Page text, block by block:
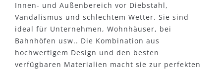
Innen- und Außenbereich vor Diebstahl,
Vandalismus und schlechtem Wetter. Sie sind
ideal für Unternehmen, Wohnhäuser, bei
Bahnhöfen usw.. Die Kombination aus
hochwertigem Design und den besten
verfügbaren Materialien macht sie zur perfekten